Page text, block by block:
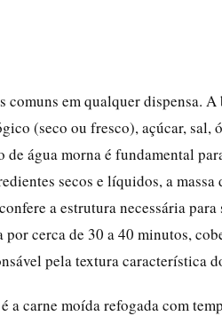
em qualquer dispensa. A
(seco ou fresco), açúcar, sal,
de água morna é fundamental
secos e líquidos, a massa
a estrutura necessária para
cerca de 30 a 40 minutos,
pela textura característica
a carne moída refogada com